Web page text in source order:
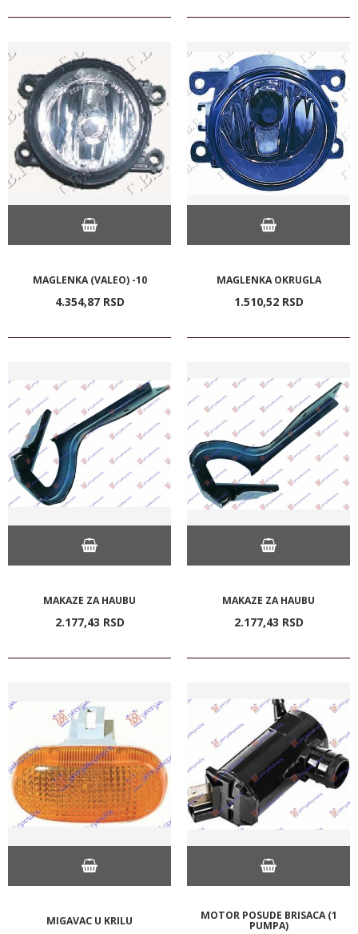
MAGLENKA (VALEO) -10
4.354,87 RSD
MAGLENKA OKRUGLA
1.510,52 RSD
MAKAZE ZA HAUBU
2.177,43 RSD
MAKAZE ZA HAUBU
2.177,43 RSD
MIGAVAC U KRILU MOTOR POSUDE BRISACA (1
PUMPA)